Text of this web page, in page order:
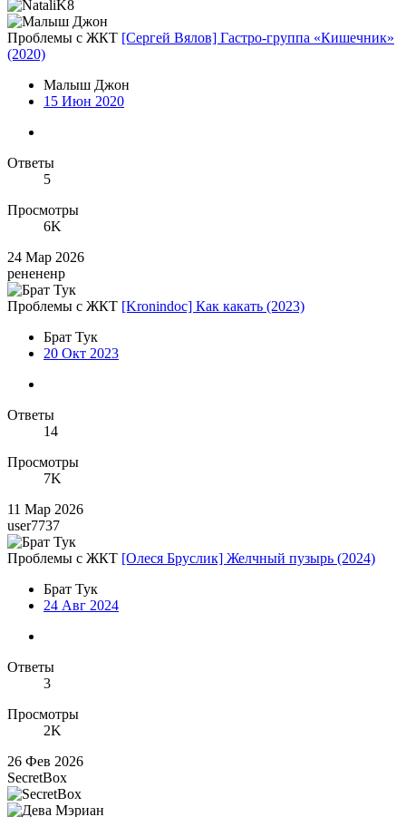
Проблемы с ЖКТ [Сергей Вялов] Гастро-группа «Кишечник»
(2020)
Малыш Джон
15 Июн 2020
Ответы
5
Просмотры
6K
24 Мар 2026
ренененр
Проблемы с ЖКТ [Kronindoc] Как какать (2023)
Брат Тук
20 Окт 2023
Ответы
14
Просмотры
7K
11 Мар 2026
user7737
Проблемы с ЖКТ [Олеся Бруслик] Желчный пузырь (2024)
Брат Тук
24 Авг 2024
Ответы
3
Просмотры
2K
26 Фев 2026
SecretBox